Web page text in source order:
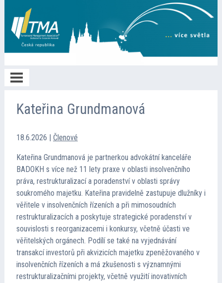
Home
O TMA
Členství
Spolupráce
Kontakt
Cena TMA
Kateřina Grundmanová
18.6.2026 | Členové
Kateřina Grundmanová je partnerkou advokátní kanceláře
BADOKH s více než 11 lety praxe v oblasti insolvenčního
práva, restrukturalizací a poradenství v oblasti správy
soukromého majetku. Kateřina pravidelně zastupuje dlužníky i
věřitele v insolvenčních řízeních a při mimosoudních
restrukturalizacích a poskytuje strategické poradenství v
souvislosti s reorganizacemi i konkursy, včetně účasti ve
věřitelských orgánech. Podílí se také na vyjednávání
transakcí investorů při akvizicích majetku zpeněžovaného v
insolvenčních řízeních a má zkušenosti s významnými
restrukturalizačními projekty, včetně využití inovativních